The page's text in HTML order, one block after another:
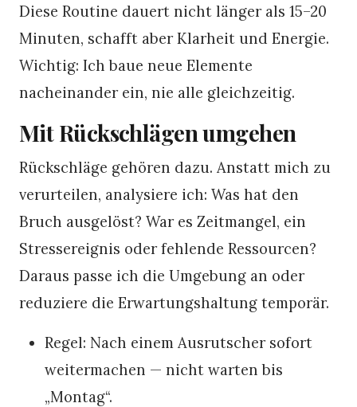
Diese Routine dauert nicht länger als 15–20
Minuten, schafft aber Klarheit und Energie.
Wichtig: Ich baue neue Elemente
nacheinander ein, nie alle gleichzeitig.
Mit Rückschlägen umgehen
Rückschläge gehören dazu. Anstatt mich zu
verurteilen, analysiere ich: Was hat den
Bruch ausgelöst? War es Zeitmangel, ein
Stressereignis oder fehlende Ressourcen?
Daraus passe ich die Umgebung an oder
reduziere die Erwartungshaltung temporär.
Regel: Nach einem Ausrutscher sofort
weitermachen — nicht warten bis
„Montag“.